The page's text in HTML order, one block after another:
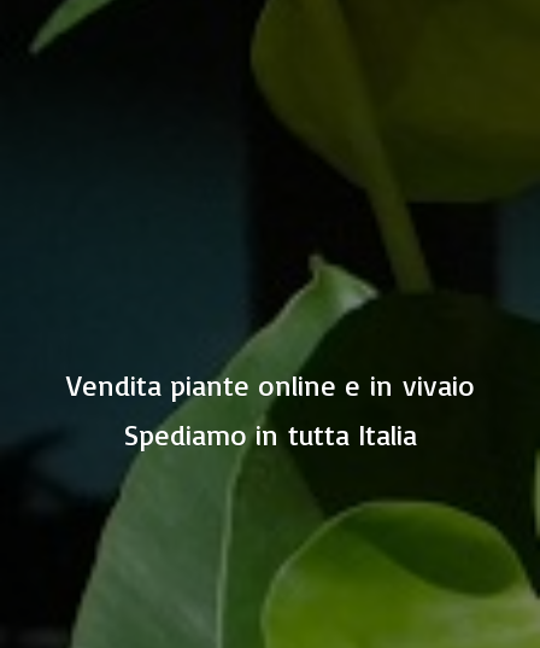
Vendita piante online e in vivaio
Spediamo in tutta Italia